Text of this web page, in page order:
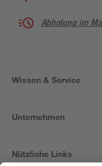
Abholung im
Wissen & Service
Unternehmen
Nützliche Links